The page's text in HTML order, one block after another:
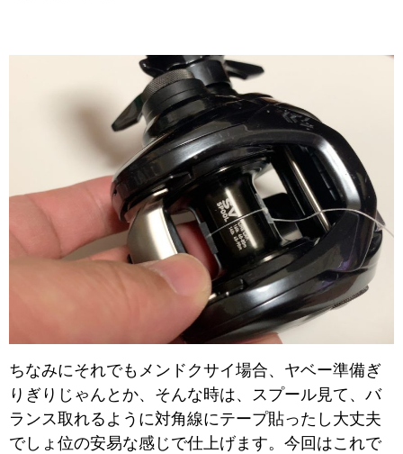
ちなみにそれでもメンドクサイ場合、ヤベー準備ぎ
りぎりじゃんとか、そんな時は、 スプール見て、バ
ランス取れるように対角線にテープ貼ったし大丈夫
でしょ位の安易な感じで仕上げます。今回はこれで